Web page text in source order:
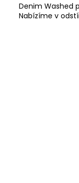
Denim Washed
Nabízíme v